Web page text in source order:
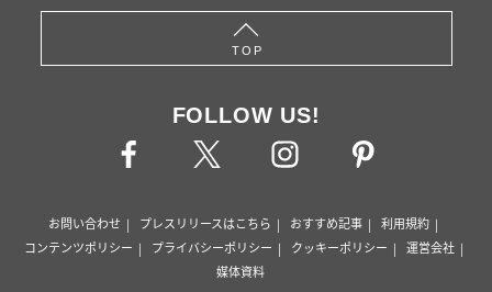
TOP
FOLLOW US!
お問い合わせ プレスリリースはこちら おすすめ記事
利用規約
コンテンツポリシー
プライバシーポリシー クッキーポリシー
運営会社
媒体資料